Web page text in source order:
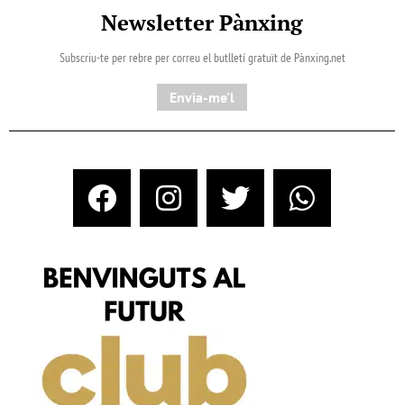
Newsletter Pànxing
Subscriu-te per rebre per correu el butlletí gratuït de Pànxing.net​
Envia-me'l